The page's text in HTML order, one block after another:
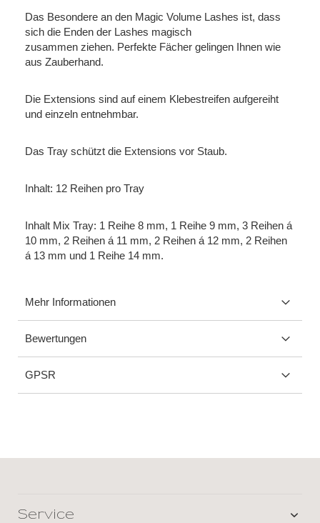
Das Besondere an den Magic Volume Lashes ist, dass
sich die Enden der Lashes magisch
zusammen ziehen. Perfekte Fächer gelingen Ihnen wie
aus Zauberhand.
Die Extensions sind auf einem Klebestreifen aufgereiht
und einzeln entnehmbar.
Das Tray schützt die Extensions vor Staub.
Inhalt: 12 Reihen pro Tray
Inhalt Mix Tray: 1 Reihe 8 mm, 1 Reihe 9 mm, 3 Reihen á
10 mm, 2 Reihen á 11 mm, 2 Reihen á 12 mm, 2 Reihen
á 13 mm und 1 Reihe 14 mm.
Mehr Informationen
Bewertungen
GPSR
Service